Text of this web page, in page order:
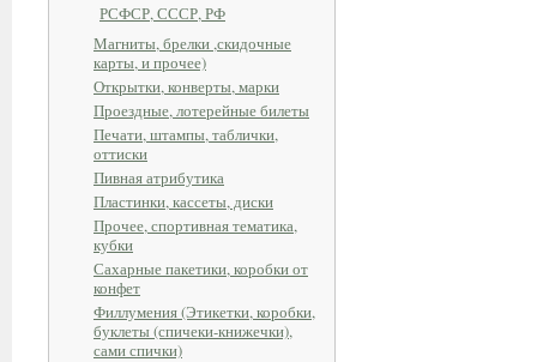
РСФСР, СССР, РФ
Магниты, брелки ,скидочные
карты, и прочее)
Открытки, конверты, марки
Проездные, лотерейные билеты
Печати, штампы, таблички,
оттиски
Пивная атрибутика
Пластинки, кассеты, диски
Прочее, спортивная тематика,
кубки
Сахарные пакетики, коробки от
конфет
Филлумения (Этикетки, коробки,
буклеты (спичеки-книжечки),
сами спички)